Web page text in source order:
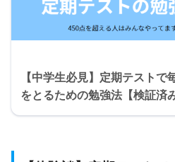
【中学生必見】定期テストで
をとるための勉強法【検証済み